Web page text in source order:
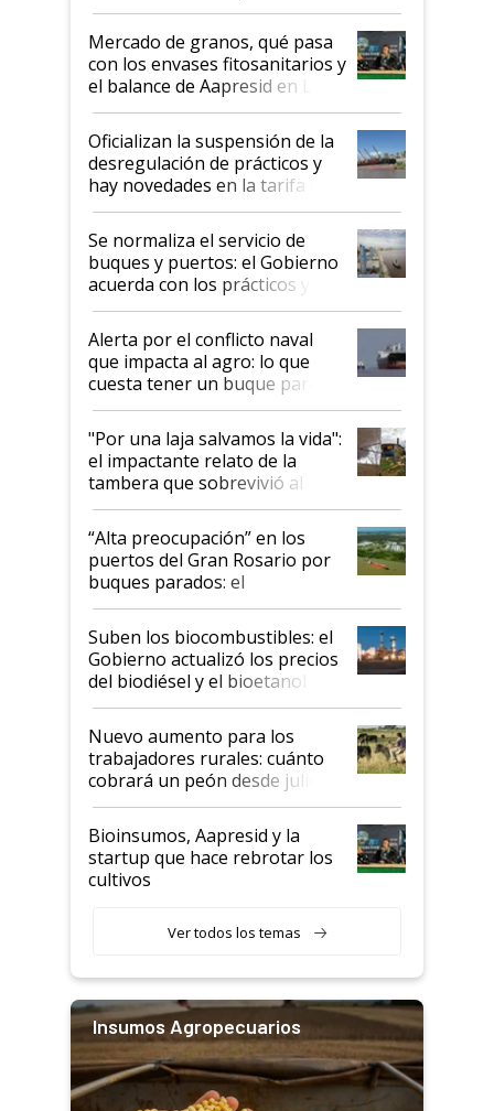
Mercado de granos, qué pasa
con los envases fitosanitarios y
el balance de Aapresid en La
Posta
Oficializan la suspensión de la
desregulación de prácticos y
hay novedades en la tarifa de
la hidrovía
Se normaliza el servicio de
buques y puertos: el Gobierno
acuerda con los prácticos y
suspende el decreto de
desregulación
Alerta por el conflicto naval
que impacta al agro: lo que
cuesta tener un buque parado
y el peligro de que Argentina
pase a ser "país sucio"
"Por una laja salvamos la vida":
el impactante relato de la
tambera que sobrevivió al
tornado
“Alta preocupación” en los
puertos del Gran Rosario por
buques parados: el
funcionamiento de las
exportadoras en tensión tras
la medida de fuerza de los
prácticos
Suben los biocombustibles: el
Gobierno actualizó los precios
del biodiésel y el bioetanol
Nuevo aumento para los
trabajadores rurales: cuánto
cobrará un peón desde julio
Bioinsumos, Aapresid y la
startup que hace rebrotar los
cultivos
Ver todos los temas
Insumos Agropecuarios